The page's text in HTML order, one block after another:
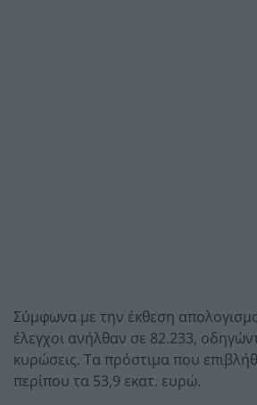
Σύμφωνα με την έκθεση
έλεγχοι ανήλθαν σε 82.233,
κυρώσεις. Τα πρόστιμα που
περίπου τα 53,9 εκατ. ευρώ.